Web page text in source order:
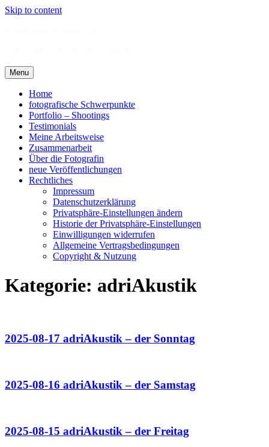
Skip to content
Menu
Home
fotografische Schwerpunkte
Portfolio – Shootings
Testimonials
Meine Arbeitsweise
Zusammenarbeit
Über die Fotografin
neue Veröffentlichungen
Rechtliches
Impressum
Datenschutzerklärung
Privatsphäre-Einstellungen ändern
Historie der Privatsphäre-Einstellungen
Einwilligungen widerrufen
Allgemeine Vertragsbedingungen
Copyright & Nutzung
Kategorie: adriAkustik
2025-08-17 adriAkustik – der Sonntag
2025-08-16 adriAkustik – der Samstag
2025-08-15 adriAkustik – der Freitag